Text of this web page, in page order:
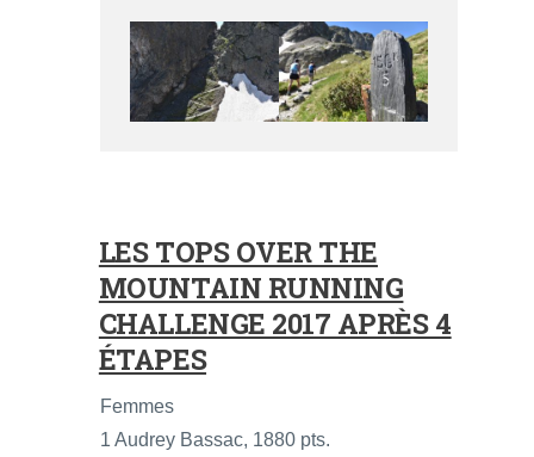
LES TOPS OVER THE
MOUNTAIN RUNNING
CHALLENGE 2017 APRÈS 4
ÉTAPES
Femmes
1 Audrey Bassac, 1880 pts.